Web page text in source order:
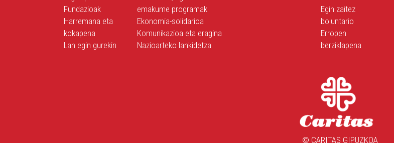
Fundazioak
Harremana eta
kokapena
Lan egin gurekin
emakume programak
Ekonomia-solidarioa
Komunikazioa eta eragina
Nazioarteko lankidetza
Egin zaitez
boluntario
Erropen
berziklapena
© CARITAS GIPUZKOA